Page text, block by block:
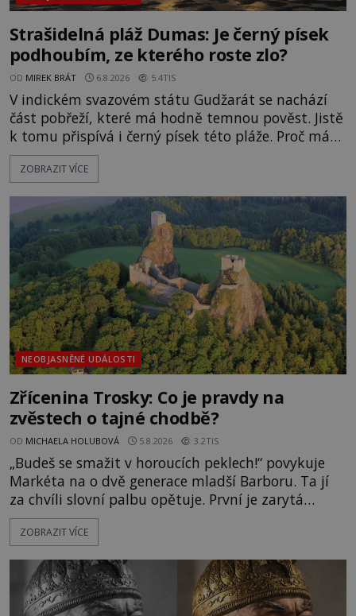
Strašidelná pláž Dumas: Je černý písek
podhoubím, ze kterého roste zlo?
OD MIREK BRÁT 6.8.2026 5.4TIS
V indickém svazovém státu Gudžarát se nachází
část pobřeží, které má hodně temnou pověst. Jistě
k tomu přispívá i černý písek této pláže. Proč má
pláž takové netypické zbarvení? Nakolik jsou
pravdivé historky, že zde došlo k nevysvětlitelným
následovat. Vstupujeme na pláž Dumas ve městě
Surat. Gu
ZOBRAZIT VÍCE
NEOBJASNĚNÉ UDÁLOSTI
Zřícenina Trosky: Co je pravdy na
zvěstech o tajné chodbě?
OD MICHAELA HOLUBOVÁ 5.8.2026 3.2TIS
„Budeš se smažit v horoucích peklech!“ povykuje
Markéta na o dvě generace mladší Barboru. Ta jí
za chvíli slovní palbu opětuje. První je zarytá
katolička, druhá přesvědčená kališnice. A každá z
nich se usídlí na jedné z věží slavného hradu
mezi vůdce protihusitského boje. Za manželku má
skutečně jistou
ZOBRAZIT VÍCE